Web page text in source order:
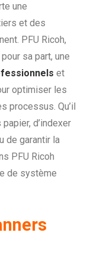
une
et des
PFU Ricoh,
sa part, une
et
optimiser les
processus. Qu’il
d’indexer
de garantir la
PFU Ricoh
de système